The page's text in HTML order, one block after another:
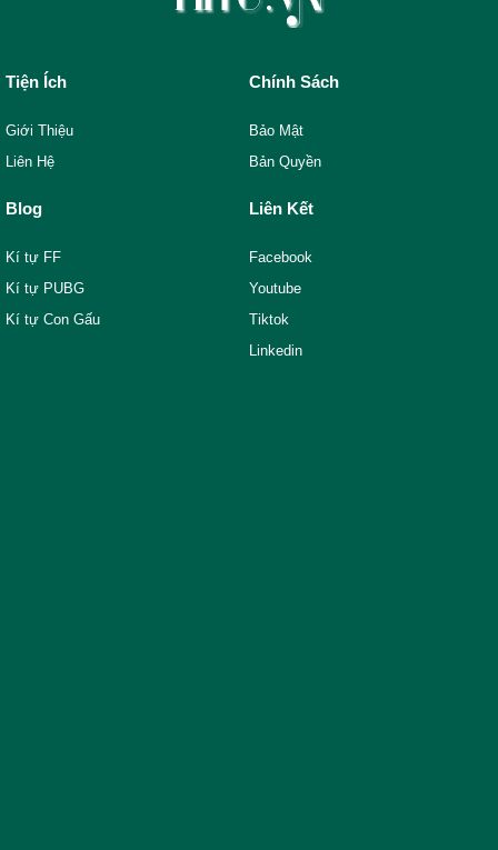
Tiện Ích
Giới Thiệu
Liên Hệ
Chính Sách
Bảo Mật
Bản Quyền
Blog
Kí tự FF
Kí tự PUBG
Kí tự Con Gấu
Liên Kết
Facebook
Youtube
Tiktok
Linkedin